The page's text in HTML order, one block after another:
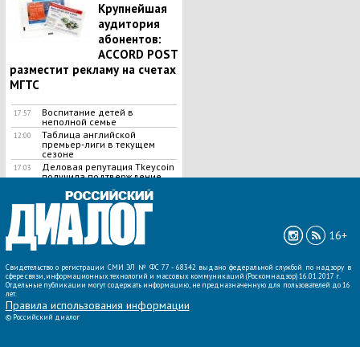
Крупнейшая
аудитория
абонентов:
ACCORD POST
разместит рекламу на счетах
МГТС
17:57
Воспитание детей в
неполной семье
12:00
Таблица английской
премьер-лиги в текущем
сезоне
17:03
Деловая репутация Tkeycoin
получила подтверждение
ВСЕ НОВОСТИ »
16+
Свидетельство о регистрации СМИ ЭЛ № ФС 77 - 68342 выдано федеральной службой по надзору в
сфере связи, информационных технологий и массовых коммуникаций (Роскомнадзор) 16.01.2017 г.
Отдельные публикации могут содержать информацию, не предназначенную для пользователей до 16
лет.
Правила использования информации
© Российский диалог